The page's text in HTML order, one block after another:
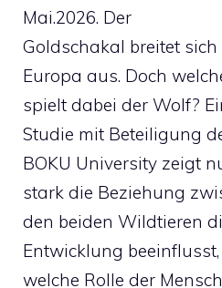
Mai.2026. Der
Goldschakal breitet sich
Europa aus. Doch
spielt dabei der Wolf?
Studie mit Beteiligung
BOKU University zeigt
stark die Beziehung
den beiden Wildtieren
Entwicklung
welche Rolle der